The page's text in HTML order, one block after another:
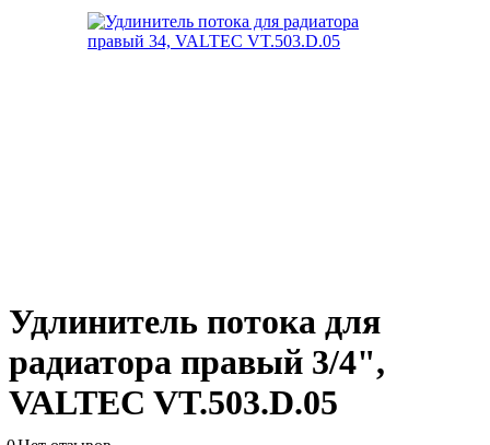
Удлинитель потока для
радиатора правый 3/4",
VALTEC VT.503.D.05